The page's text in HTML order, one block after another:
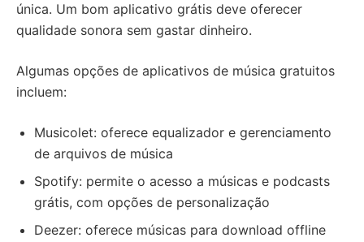
única. Um bom aplicativo grátis deve oferecer
qualidade sonora sem gastar dinheiro.
Algumas opções de aplicativos de música gratuitos
incluem:
Musicolet: oferece equalizador e gerenciamento
de arquivos de música
Spotify: permite o acesso a músicas e podcasts
grátis, com opções de personalização
Deezer: oferece músicas para download offline